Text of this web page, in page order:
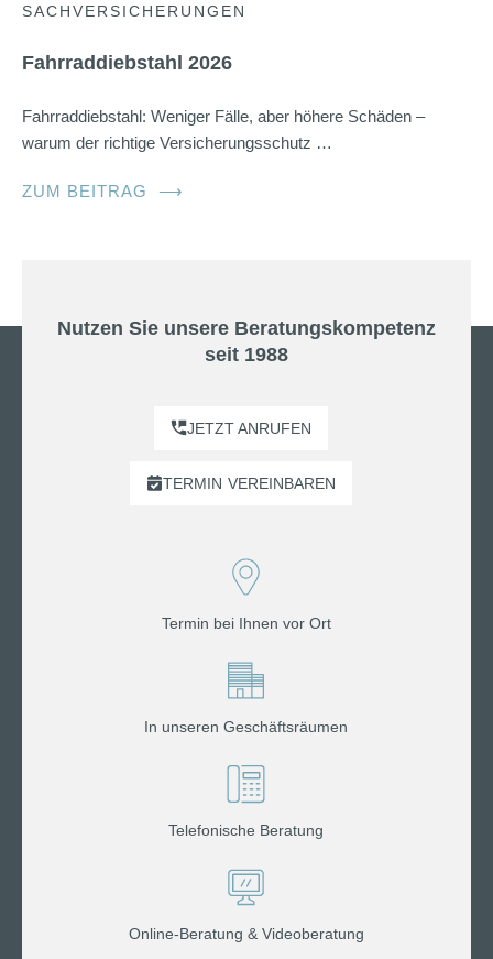
SACHVERSICHERUNGEN
Fahrraddiebstahl 2026
Fahrraddiebstahl: Weniger Fälle, aber höhere Schäden –
warum der richtige Versicherungsschutz …
ZUM BEITRAG ⟶
Nutzen Sie unsere Beratungskompetenz
seit 1988
JETZT ANRUFEN
TERMIN VEREINBAREN
Termin bei Ihnen vor Ort
In unseren Geschäftsräumen
Telefonische Beratung
Online-Beratung & Videoberatung